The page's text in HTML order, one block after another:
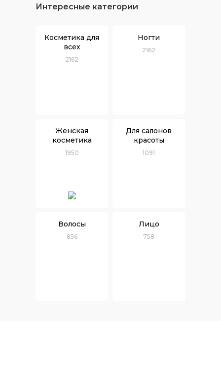
Интересные категории
Косметика для
всех
2162
Ногти
2162
Женская
косметика
1950
Для салонов
красоты
1091
Волосы
856
Лицо
758